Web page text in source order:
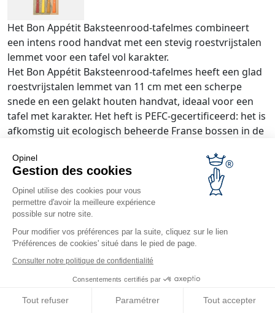
Opinel
Gestion des cookies
Opinel utilise des cookies pour vous
permettre d'avoir la meilleure expérience
possible sur notre site.
Pour modifier vos préférences par la suite, cliquez sur le lien
'Préférences de cookies' situé dans le pied de page.
Consulter notre politique de confidentialité
Consentements certifiés par
Tout refuser Paramétrer Tout accepter
Het Bon Appétit Baksteenrood-tafelmes combineert
een intens rood handvat met een stevig roestvrijstalen
lemmet voor een tafel vol karakter.
Het Bon Appétit Baksteenrood-tafelmes heeft een glad
roestvrijstalen lemmet van 11 cm met een scherpe
snede en een gelakt houten handvat, ideaal voor een
tafel met karakter. Het heft is PEFC-gecertificeerd: het is
afkomstig uit ecologisch beheerde Franse bossen in de
Dit mes kan worden gepersonaliseerd.
Handwas aanbevolen.
Gemaakt in Frankrijk.